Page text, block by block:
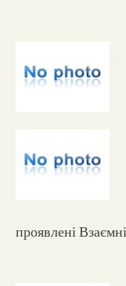
проявлені